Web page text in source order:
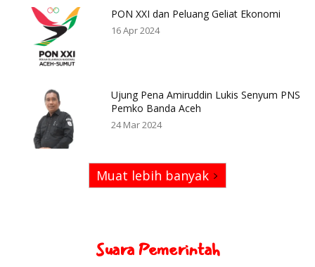
PON XXI dan Peluang Geliat Ekonomi
16 Apr 2024
Ujung Pena Amiruddin Lukis Senyum PNS
Pemko Banda Aceh
24 Mar 2024
Muat lebih banyak
Suara Pemerintah